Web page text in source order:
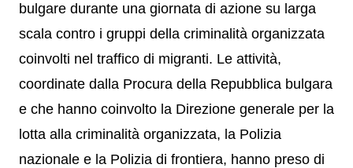
bulgare durante una giornata di azione su larga
scala contro i gruppi della criminalità organizzata
coinvolti nel traffico di migranti. Le attività,
coordinate dalla Procura della Repubblica bulgara
e che hanno coinvolto la Direzione generale per la
lotta alla criminalità organizzata, la Polizia
nazionale e la Polizia di frontiera, hanno preso di